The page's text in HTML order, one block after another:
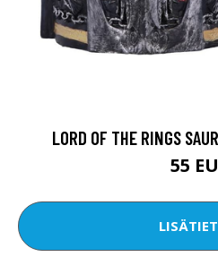
LORD OF THE RINGS
55